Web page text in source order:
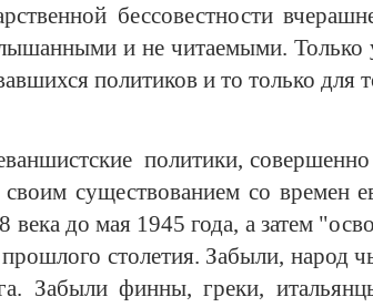
бессовестности
и не читаемыми. Только
политиков и то только для
политики,
существованием со времен
века до мая 1945 года, а затем
столетия. Забыли, народ
Забыли финны, греки,